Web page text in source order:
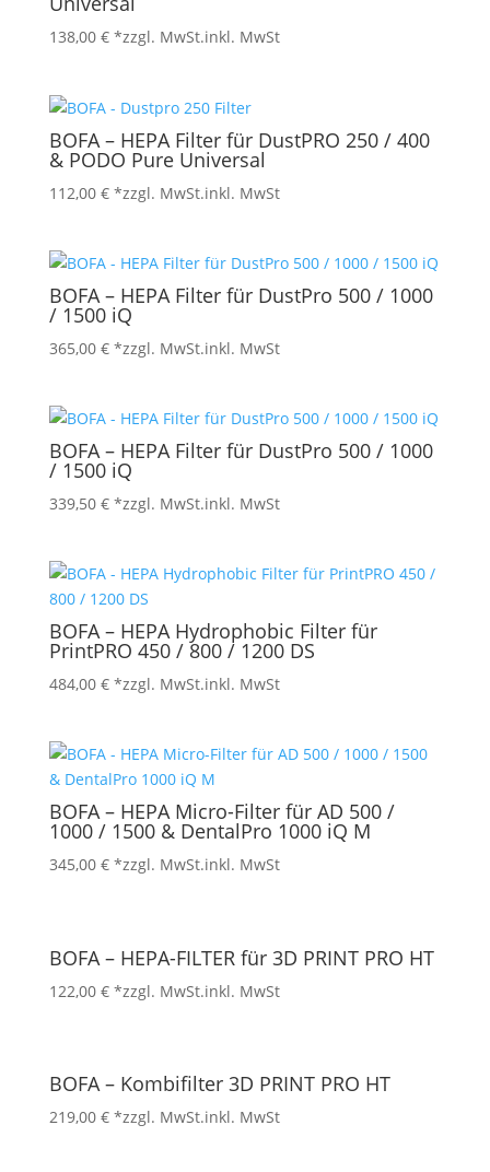
138,00 € *zzgl. MwSt.inkl. MwSt
BOFA – HEPA Filter für DustPRO 250 / 400
& PODO Pure Universal
112,00 € *zzgl. MwSt.inkl. MwSt
BOFA – HEPA Filter für DustPro 500 / 1000
/ 1500 iQ
365,00 € *zzgl. MwSt.inkl. MwSt
BOFA – HEPA Filter für DustPro 500 / 1000
/ 1500 iQ
339,50 € *zzgl. MwSt.inkl. MwSt
BOFA – HEPA Hydrophobic Filter für
PrintPRO 450 / 800 / 1200 DS
484,00 € *zzgl. MwSt.inkl. MwSt
BOFA – HEPA Micro-Filter für AD 500 /
1000 / 1500 & DentalPro 1000 iQ M
345,00 € *zzgl. MwSt.inkl. MwSt
BOFA – HEPA-FILTER für 3D PRINT PRO HT
122,00 € *zzgl. MwSt.inkl. MwSt
BOFA – Kombifilter 3D PRINT PRO HT
219,00 € *zzgl. MwSt.inkl. MwSt